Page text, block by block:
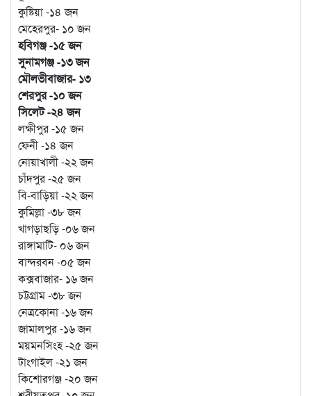
কুষ্টিয়া -১৪ জন
মেহেরপুর- ১০ জন
হবিগঞ্জ -১৫ জন
সুনামগঞ্জ -১৩ জন
মৌলভীবাজার- ১৩
শেরপুর -১০ জন
সিলেট -২৪ জন
লক্ষীপুর -১৫ জন
ফেনী -১৪ জন
নোয়াখালী -২২ জন
চাঁদপুর -২৫ জন
বি-বাড়িয়া -২২ জন
কুমিল্লা -৩৮ জন
খাগড়াছড়ি -০৬ জন
রাঙ্গামাটি- ০৬ জন
বান্দরবন -০৫ জন
কক্সবাজার- ১৬ জন
চট্টগ্রাম -৩৮ জন
নেত্রকোনা -১৬ জন
জামালপুর -১৬ জন
ময়মনসিংহ -২৫ জন
টাংগাইল -২১ জন
কিশোরগঞ্জ -২০ জন